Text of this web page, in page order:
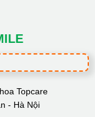
Topcare
- Hà Nội